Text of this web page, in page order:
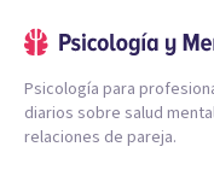
Psicología para
diarios sobre salud
relaciones de pareja.